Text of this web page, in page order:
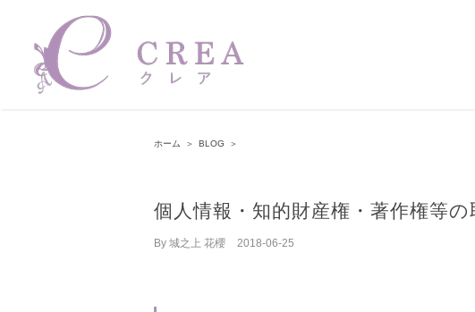
content
ホーム ＞ BLOG ＞
個人情報・知的財産権・著作権等
By 城之上 花櫻 2018-06-25